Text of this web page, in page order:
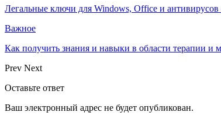
Легальные ключи для Windows, Office и антивирусов
Важное
Как получить знания и навыки в области терапии
Prev Next
Оставьте ответ
Ваш электронный адрес не будет опубликован.